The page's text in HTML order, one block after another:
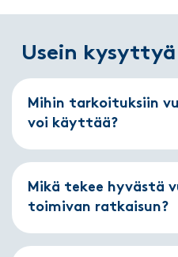
Usein
Mihin tarkoituksiin
voi käyttää?
Mikä tekee hyvästä
toimivan ratkaisun?